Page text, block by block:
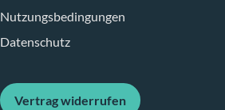
Nutzungsbedingungen
Datenschutz
Vertrag widerrufen